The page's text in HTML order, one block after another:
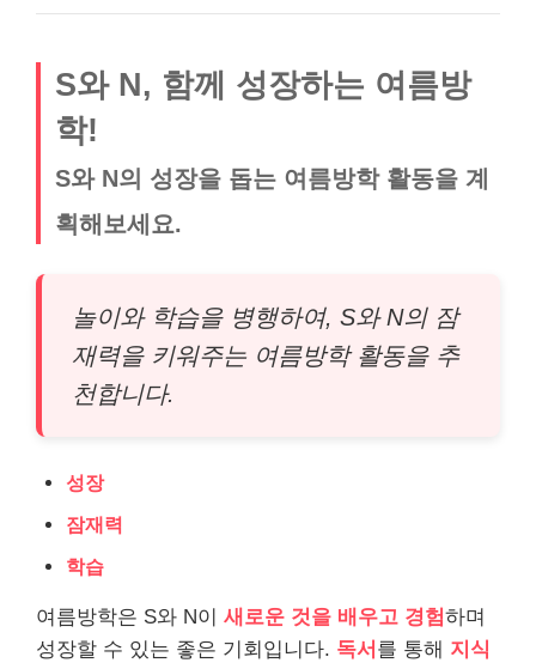
S와 N, 함께 성장하는 여름방
학!
S와 N의 성장을 돕는 여름방학 활동을 계
획해보세요.
놀이와 학습을 병행하여, S와 N의 잠
재력을 키워주는 여름방학 활동을 추
천합니다.
성장
잠재력
학습
여름방학은 S와 N이 새로운 것을 배우고 경험하며
성장할 수 있는 좋은 기회입니다. 독서 를 통해 지식